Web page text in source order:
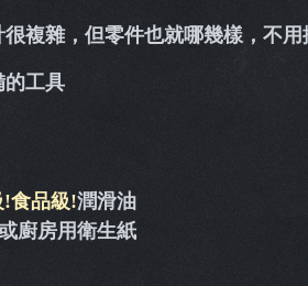
複雜，但零件也就哪幾樣，不
的工具
!食品級!潤滑油
廚房用衛生紙